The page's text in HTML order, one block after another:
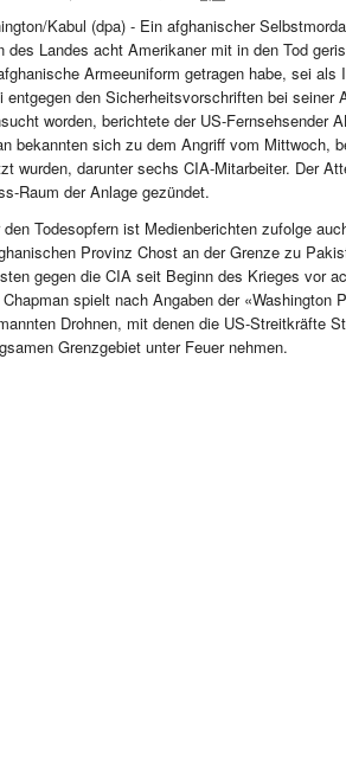
Kabul (dpa) - Ein afghanischer
des Landes acht Amerikaner mit in den Tod
Armeeuniform getragen habe, sei als
entgegen den Sicherheitsvorschriften bei
worden, berichtete der US-Fernsehsender
bekannten sich zu dem Angriff vom Mittwoch,
wurden, darunter sechs CIA-Mitarbeiter. Der
Raum der Anlage gezündet.
den Todesopfern ist Medienberichten zufolge
Provinz Chost an der Grenze zu
gegen die CIA seit Beginn des Krieges vor
spielt nach Angaben der «Washington
Drohnen, mit denen die US-Streitkräfte
Grenzgebiet unter Feuer nehmen.